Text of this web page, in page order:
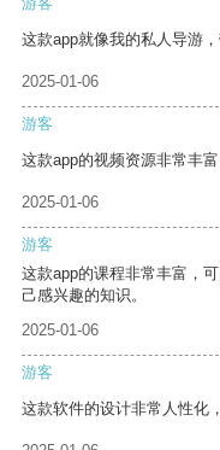
这款app就像我的私人导游
2025-01-06
游客
这款app的视频资源非常丰
2025-01-06
游客
这款app的课程非常丰富，
己感兴趣的知识。
2025-01-06
游客
这款软件的设计非常人性化